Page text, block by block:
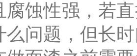
腐蚀性强，若
么问题，但长